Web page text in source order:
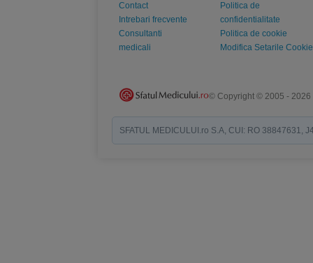
Contact
Intrebari frecvente
Consultanti
medicali
Politica de
confidentialitate
Politica de cookie
Modifica Setarile Cookie
© Copyright © 2005 - 2026
SFATUL MEDICULUI.ro S.A, CUI: RO 38847631,